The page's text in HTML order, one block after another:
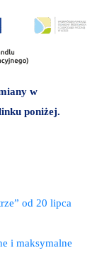
w
poniżej.
od 20 lipca
i maksymalne